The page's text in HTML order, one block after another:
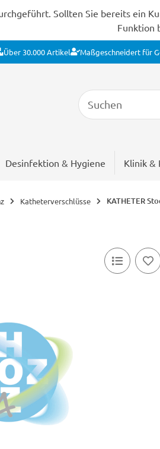
Sollten Sie bereits ein
Funktion
Über 30.000 Artikel Maßgeschneidert für
Desinfektion & Hygiene Klinik &
Katheterverschlüsse KATHETER